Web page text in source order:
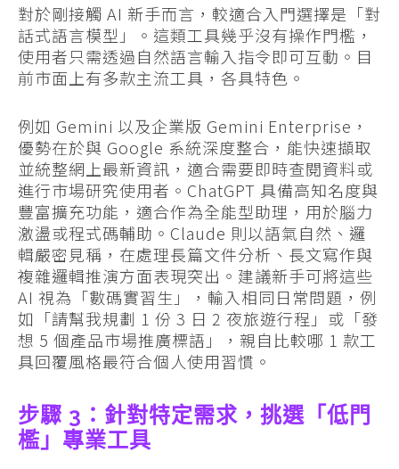
對於剛接觸 AI 新手而言，較適合入門選擇是「對
話式語言模型」。這類工具幾乎沒有操作門檻，
使用者只需透過自然語言輸入指令即可互動。目
前市面上有多款主流工具，各具特色。
例如 Gemini 以及企業版 Gemini Enterprise，
優勢在於與 Google 系統深度整合，能快速擷取
並統整網上最新資訊，適合需要即時查閱資料或
進行市場研究使用者。ChatGPT 具備高知名度與
豐富擴充功能，適合作為全能型助理，用於腦力
激盪或程式碼輔助。Claude 則以語氣自然、邏
輯嚴密見稱，在處理長篇文件分析、長文寫作與
複雜邏輯推演方面表現突出。建議新手可將這些
AI 視為「數碼實習生」，輸入相同日常問題，例
如「請幫我規劃 1 份 3 日 2 夜旅遊行程」或「發
想 5 個產品市場推廣標語」，親自比較哪 1 款工
具回覆風格最符合個人使用習慣。
步驟 3：針對特定需求，挑選「低門
檻」專業工具